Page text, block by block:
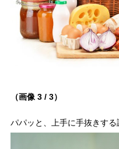
（画像 3 / 3）
パパッと、上手に手抜きする